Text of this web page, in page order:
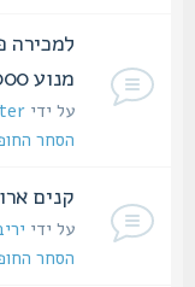
מנוע 2000 סמ"ק
על ידי
הסחר החופשי
קנים ארוכים
על ידי
הסחר החופשי